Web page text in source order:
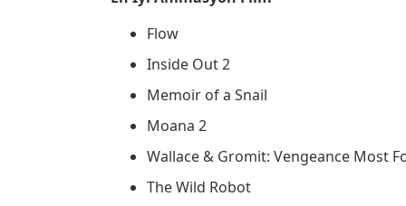
Flow
Inside Out 2
Memoir of a Snail
Moana 2
Wallace & Gromit: Vengeance Most
The Wild Robot